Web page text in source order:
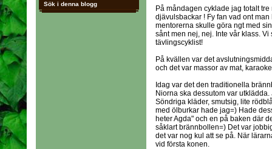
Sök i denna blogg
På måndagen cyklade jag totalt
djävulsbackar ! Fy fan vad ont
mentorerna skulle göra ngt med
sånt men nej, nej. Inte vår klass.
tävlingscyklist!
På kvällen var det
och det var massor av mat,
Idag var det den traditionella
Niorna ska dessutom var
Söndriga kläder, smutsig, lite
med ölburkar hade jag=) Hade
heter Agda" och en på baken där
såklart brännbollen=) Det var
det var nog kul att se på. När
vid första konen.